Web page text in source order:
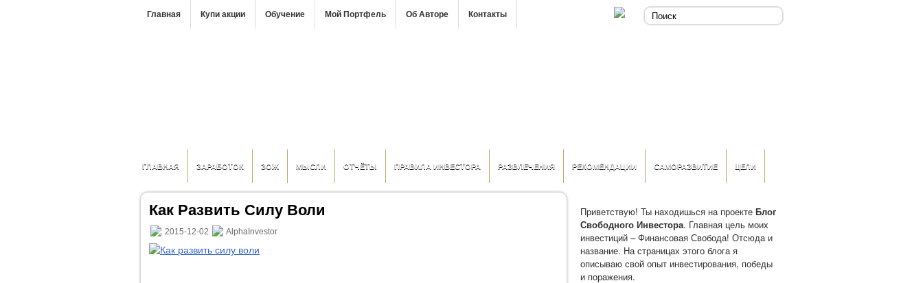
Главная Купи акции Обучение Мой Портфель Об Авторе Контакты
ГЛАВНАЯ ЗАРАБОТОК ЗОЖ МЫСЛИ ОТЧЁТЫ ПРАВИЛА ИНВЕСТОРА РАЗВЛЕЧЕНИЯ РЕКОМЕНДАЦИИ САМОРАЗВИТИЕ ЦЕЛИ
Как Развить Силу Воли
2015-12-02 AlphaInvestor
Приветствую! Ты находишься на проекте Блог
Свободного Инвестора. Главная цель моих
инвестиций – Финансовая Свобода! Отсюда и
название. На страницах этого блога я
описываю свой опыт инвестирования, победы
и поражения.